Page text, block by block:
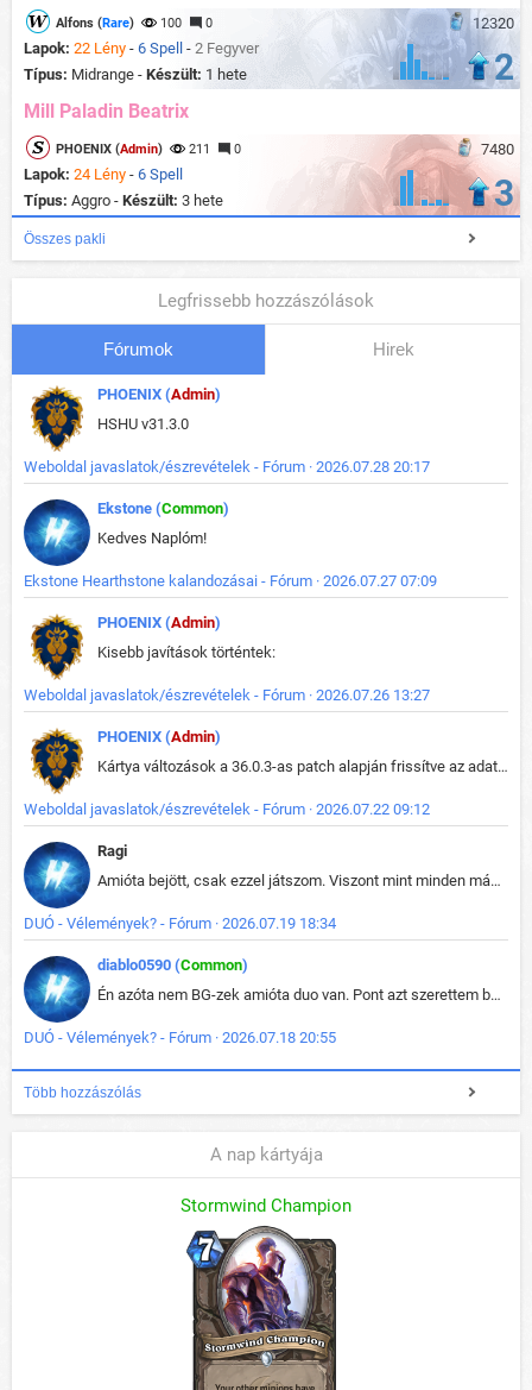
12320
Alfons (Rare) 100 0
Lapok: 22 Lény - 6 Spell - 2 Fegyver
Típus: Midrange - Készült: 1 hete 2
Mill Paladin Beatrix
7480
PHOENIX (Admin) 211 0
Lapok: 24 Lény - 6 Spell
Típus: Aggro - Készült: 3 hete 3
Összes pakli
Legfrissebb hozzászólások
Fórumok Hirek
PHOENIX (Admin)
HSHU v31.3.0
Weboldal javaslatok/észrevételek - Fórum · 2026.07.28 20:17
Ekstone (Common)
Kedves Naplóm!
Ekstone Hearthstone kalandozásai - Fórum · 2026.07.27 07:09
PHOENIX (Admin)
Kisebb javítások történtek:
Weboldal javaslatok/észrevételek - Fórum · 2026.07.26 13:27
PHOENIX (Admin)
Kártya változások a 36.0.3-as patch alapján frissítve az adatbázisban (képek is cserélve).
Weboldal javaslatok/észrevételek - Fórum · 2026.07.22 09:12
Ragi
Amióta bejött, csak ezzel játszom. Viszont mint minden más - akár az alapjáték is, ez is baromira összetett lett. Néha már pár kör után is esélytelen az egész. Vagy irreállisan túltápol valaki, vagy lelép a partner, vagy csak hülye mint a segg. És amikor eljönne az én időm, na akkor jön el mindenki másé is. Engem jobban érdekelne, hogy ki milyen ratingen szokott játszani. Na ez lenne egy érdekes adat.
DUÓ - Vélemények? - Fórum · 2026.07.19 18:34
diablo0590 (Common)
Én azóta nem BG-zek amióta duo van. Pont azt szerettem benne, hogy rajtam múlik mi történik, nem pedig a társamon. Kérem vissza a régi BG-t :D
DUÓ - Vélemények? - Fórum · 2026.07.18 20:55
Több hozzászólás
A nap kártyája
Stormwind Champion